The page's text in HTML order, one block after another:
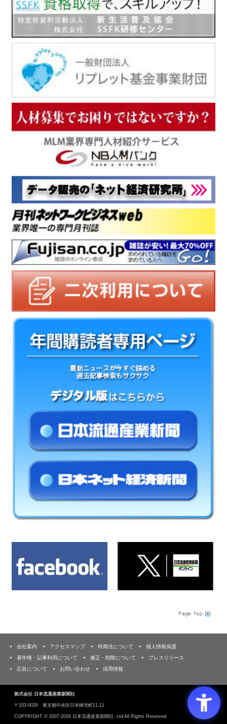
会社案内 アクセスマップ 特商法について
個人情報保護
著作権・記事利用について
修正・削除について
プレスリリース
広告について
お問い合わせ 採用情報
株式会社 日本流通産業新聞社
〒103‐0026 東京都中央区日本橋兜町11-11
COPYRIGHT © 2007-2026 日本流通産業新聞社, Ltd All Rights Reserved.